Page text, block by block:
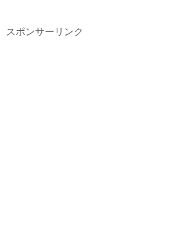
スポンサーリンク